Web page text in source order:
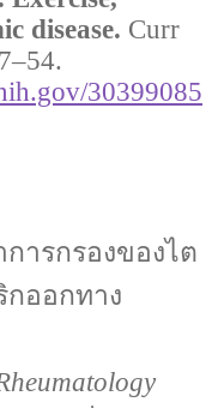
disease. Curr
30399085
ารกรองของไต
กออกทาง